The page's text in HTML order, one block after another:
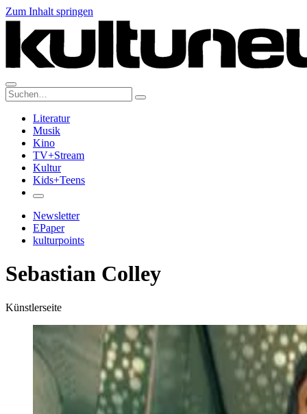
Zum Inhalt springen
Suche:
Literatur
Musik
Kino
TV+Stream
Kultur
Kids+Teens
Newsletter
EPaper
kulturpoints
Sebastian Colley
Künstlerseite